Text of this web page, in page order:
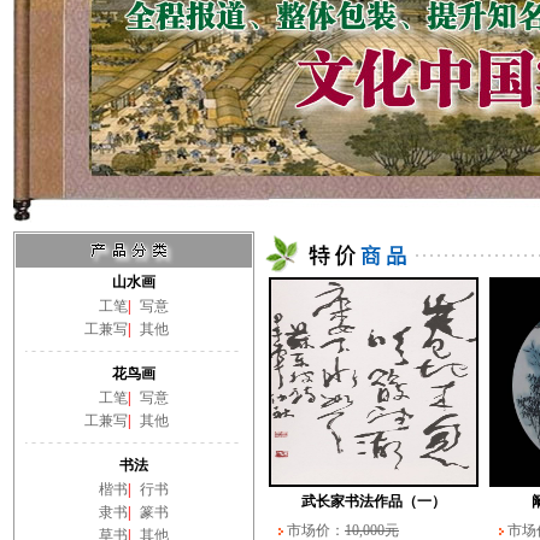
山水画
工笔|
写意
工兼写| 其他
花鸟画
工笔|
写意
工兼写| 其他
书法
楷书
行书
隶书
篆书
草书
其他
武长家书法作品（一）
市场价：10,000元
会员价：0元
市
会